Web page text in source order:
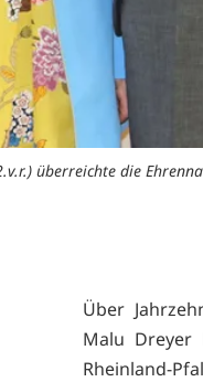
überreichte die
Über
Malu Dreyer
Rheinland-